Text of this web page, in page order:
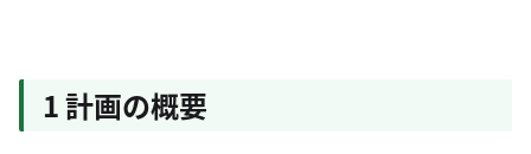
1 計画の概要